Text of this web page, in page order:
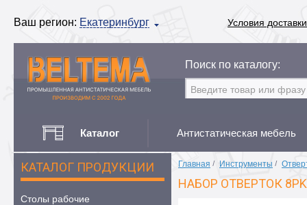
Ваш регион: Екатеринбург Условия доставки
Поиск по каталогу:
Каталог Антистатическая мебель
КАТАЛОГ ПРОДУКЦИИ
Столы рабочие
Главная / Инструменты /
НАБОР ОТВЕРТОК